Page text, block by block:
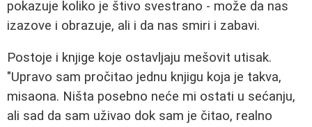
pokazuje koliko je štivo svestrano - može da nas
izazove i obrazuje, ali i da nas smiri i zabavi.
Postoje i knjige koje ostavljaju mešovit utisak.
"Upravo sam pročitao jednu knjigu koja je takva,
misaona. Ništa posebno neće mi ostati u sećanju,
ali sad da sam uživao dok sam je čitao, realno